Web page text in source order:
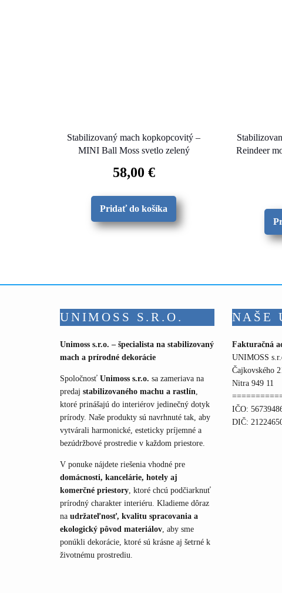
Stabilizovaný mach kopkopcovitý –
MINI Ball Moss svetlo zelený
58,00 €
Pridať do košíka
Reindeer
UNIMOSS S.R.O.
Unimoss s.r.o. – špecialista na stabilizovaný
mach a prírodné dekorácie
Spoločnosť Unimoss s.r.o. sa zameriava na
predaj stabilizovaného machu a rastlín
ktoré prinášajú do interiérov jedinečný dotyk
prírody. Naše produkty sú navrhnuté tak, aby
vytvárali harmonické, esteticky príjemné a
bezúdržbové prostredie v každom priestore.
V ponuke nájdete riešenia vhodné pre
domácnosti, kancelárie, hotely aj
komerčné priestory , ktoré chcú podčiarknuť
prírodný charakter interiéru. Kladieme dôraz
na udržateľnosť, kvalitu spracovania a
ekologický pôvod materiálov , aby sme
ponúkli dekorácie, ktoré sú krásne aj šetrné k
životnému prostrediu.
NAŠE
Fakturačná
UNIMOSS
Čajkovského
Nitra 949 11
IČO:
DIČ: